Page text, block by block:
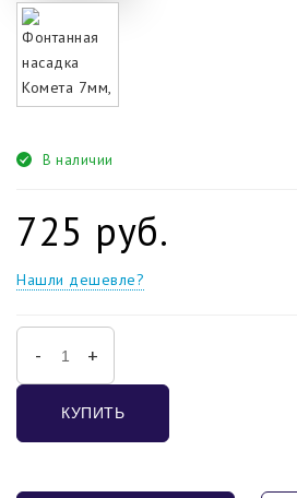
В наличии
725 руб.
Нашли дешевле?
- +
КУПИТЬ